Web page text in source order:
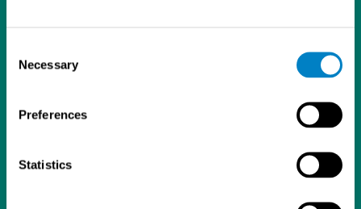
Selection
Necessary
Preferences
Statistics
Pölymittaus
Prosessinsuojaus
Ajankohtaista